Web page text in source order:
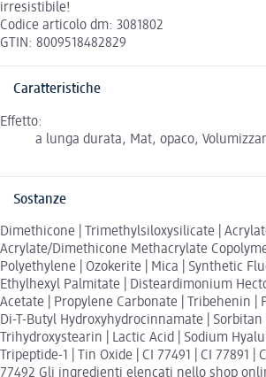
irresistibile!
Codice articolo dm: 3081802
GTIN: 8009518482829
Caratteristiche
Effetto:
a lunga durata, Mat, opaco,
Sostanze
Dimethicone | Trimethylsiloxysilicate |
Acrylate/Dimethicone Methacrylate
Polyethylene | Ozokerite | Mica | Synthetic
Ethylhexyl Palmitate | Disteardimonium
Acetate | Propylene Carbonate | Tribehenin |
Di-T-Butyl Hydroxyhydrocinnamate | Sorbitan
Trihydroxystearin | Lactic Acid | Sodium
Tripeptide-1 | Tin Oxide | CI 77491 | CI 77891 |
77492 Gli ingredienti elencati nello shop